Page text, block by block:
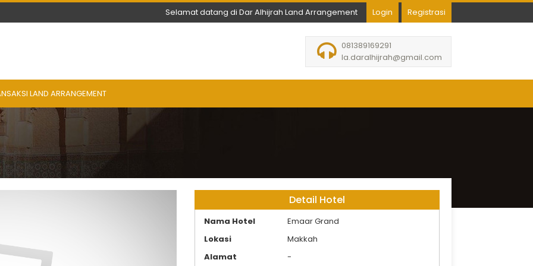
Selamat datang di Dar Alhijrah Land Arrangement Login Registrasi
081389169291
la.daralhijrah@gmail.com
LAND ARRANGEMENT
Detail Hotel
Nama Hotel
Emaar Grand
Lokasi
Makkah
Alamat
-